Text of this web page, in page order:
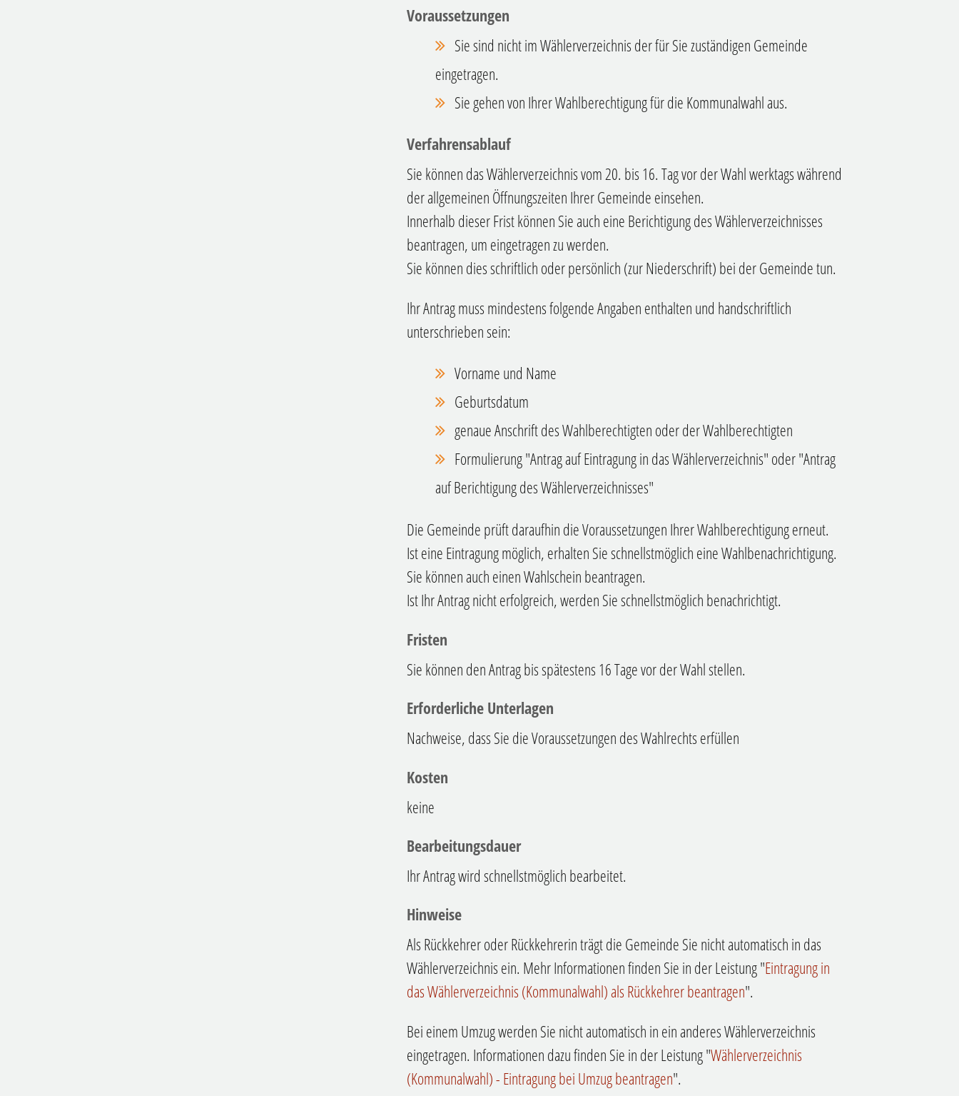
Voraussetzungen
Sie sind nicht im Wählerverzeichnis der für Sie zuständigen Gemeinde
eingetragen.
Sie gehen von Ihrer Wahlberechtigung für die Kommunalwahl aus.
Verfahrensablauf
Sie können das Wählerverzeichnis vom 20. bis 16. Tag vor der Wahl werktags während
der allgemeinen Öffnungszeiten Ihrer Gemeinde einsehen.
Innerhalb dieser Frist können Sie auch eine Berichtigung des Wählerverzeichnisses
beantragen, um eingetragen zu werden.
Sie können dies schriftlich oder persönlich (zur Niederschrift) bei der Gemeinde tun.
Ihr Antrag muss mindestens folgende Angaben enthalten und handschriftlich
unterschrieben sein:
Vorname und Name
Geburtsdatum
genaue Anschrift des Wahlberechtigten oder der Wahlberechtigten
Formulierung "Antrag auf Eintragung in das Wählerverzeichnis" oder "Antrag
auf Berichtigung des Wählerverzeichnisses"
Die Gemeinde prüft daraufhin die Voraussetzungen Ihrer Wahlberechtigung erneut.
Ist eine Eintragung möglich, erhalten Sie schnellstmöglich eine Wahlbenachrichtigung.
Sie können auch einen Wahlschein beantragen.
Ist Ihr Antrag nicht erfolgreich, werden Sie schnellstmöglich benachrichtigt.
Fristen
Sie können den Antrag bis spätestens 16 Tage vor der Wahl stellen.
Erforderliche Unterlagen
Nachweise, dass Sie die Voraussetzungen des Wahlrechts erfüllen
Kosten
keine
Bearbeitungsdauer
Ihr Antrag wird schnellstmöglich bearbeitet.
Hinweise
Als Rückkehrer oder Rückkehrerin trägt die Gemeinde Sie nicht automatisch in das
Wählerverzeichnis ein. Mehr Informationen finden Sie in der Leistung "Eintragung in
das Wählerverzeichnis (Kommunalwahl) als Rückkehrer beantragen".
Bei einem Umzug werden Sie nicht automatisch in ein anderes Wählerverzeichnis
eingetragen. Informationen dazu finden Sie in der Leistung "Wählerverzeichnis
(Kommunalwahl) - Eintragung bei Umzug beantragen".